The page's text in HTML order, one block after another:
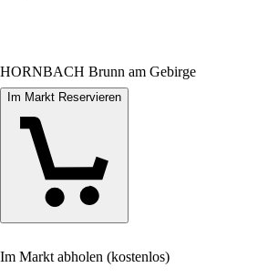
HORNBACH Brunn am Gebirge
Im Markt Reservieren
Im Markt abholen (kostenlos)